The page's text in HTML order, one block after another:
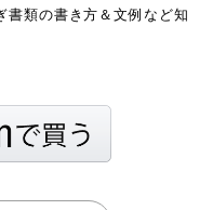
書類の書き方＆文例など知